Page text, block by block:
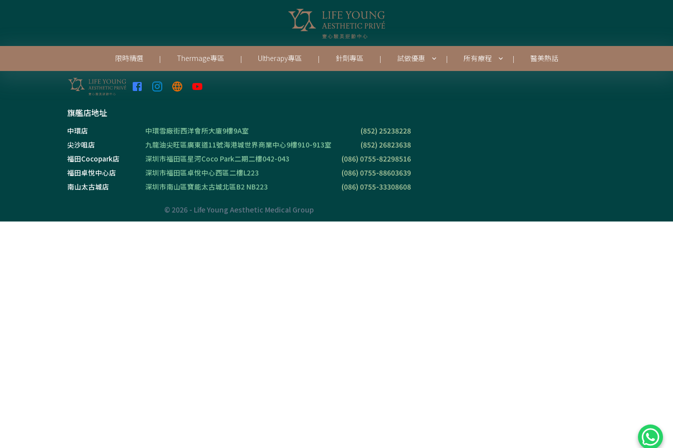
限時精選 | Thermage專區 | Ultherapy專區 | 針劑專區 | 試做優惠 | 所有療程 | 醫美熱話
旗艦店地址
中環店 中環雪廠街西洋會所大廈9樓9A室
(852) 25238228
尖沙咀店
九龍油尖旺區廣東道11號海港城世界商業中心9樓910-913室
(852) 26823638
福田Cocopark店
深圳市福田區星河Coco Park二期二樓042-043
(086) 0755-82298516
福田卓悅中心店
深圳市福田區卓悅中心西區二樓L223
(086) 0755-88603639
南山太古城店
深圳市南山區寶能太古城北區B2 NB223 (086) 0755-33308608
© 2026 - Life Young Aesthetic Medical Group